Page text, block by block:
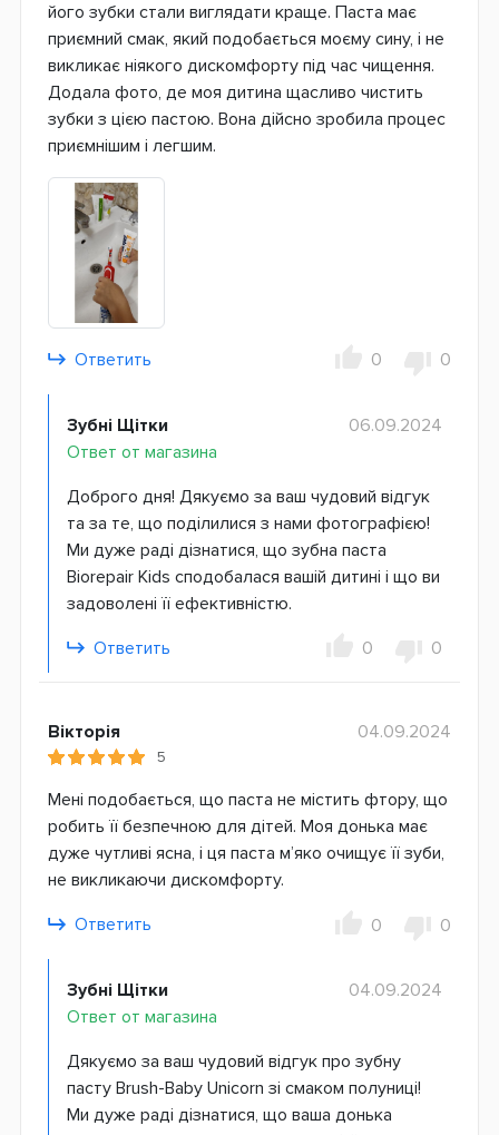
його зубки стали виглядати краще. Паста має
приємний смак, який подобається моєму сину, і не
викликає ніякого дискомфорту під час чищення.
Додала фото, де моя дитина щасливо чистить
зубки з цією пастою. Вона дійсно зробила процес
приємнішим і легшим.
Ответить 0 0
Зубні Щітки
Ответ от магазина
06.09.2024
Доброго дня! Дякуємо за ваш чудовий відгук
та за те, що поділилися з нами фотографією!
Ми дуже раді дізнатися, що зубна паста
Biorepair Kids сподобалася вашій дитині і що ви
задоволені її ефективністю.
Ответить
0 0
Вікторія
5
04.09.2024
Мені подобається, що паста не містить фтору, що
робить її безпечною для дітей. Моя донька має
дуже чутливі ясна, і ця паста м’яко очищує її зуби,
не викликаючи дискомфорту.
Ответить
0 0
Зубні Щітки
Ответ от магазина
04.09.2024
Дякуємо за ваш чудовий відгук про зубну
пасту Brush-Baby Unicorn зі смаком полуниці!
Ми дуже раді дізнатися, що ваша донька